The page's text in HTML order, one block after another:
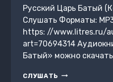
Русский Царь Батый
Слушать Форматы:
https: //www.litres.ru/
art=70694314
Батый» можно
СЛУШАТЬ РУССКИЙ